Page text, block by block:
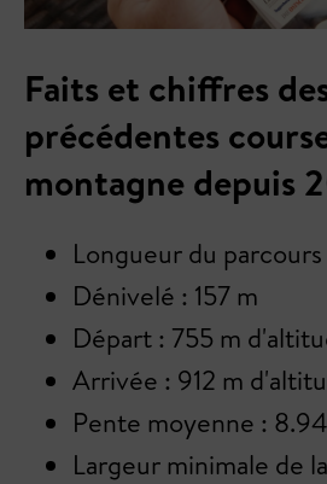
Faits et chiffres
précédentes
montagne depuis
Longueur du parcours
Dénivelé : 157 m
Départ : 755 m
Arrivée : 912 m
Pente moyenne :
Largeur minimale de